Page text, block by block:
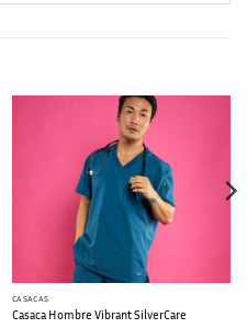
CASACAS
Casaca Hombre Vibrant SilverCare